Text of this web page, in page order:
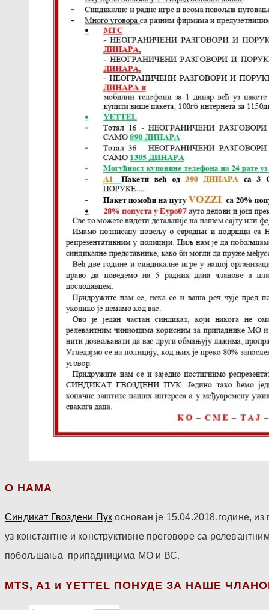
О НАМА
Синдикат Гвоздени Пук основан је 15.04.2018.године,
уз константне и конструктивне преговоре са
побољшања припадницима МО и ВС.
МТS, A1 и YETTEL ПОНУДЕ ЗА НАШЕ